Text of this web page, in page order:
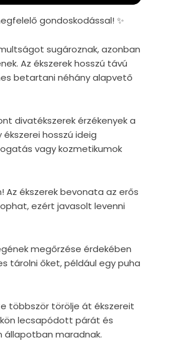
gondoskodással! ✨
sugároznak, azonban
Az ékszerek hosszú távú
betartani néhány alapvető
divatékszerek érzékenyek a
hosszú ideig
vagy kozmetikumok
ékszerek bevonata az erős
ezért javasolt levenni
megőrzése érdekében
tárolni őket, például egy puha
többször törölje át ékszereit
lecsapódott párát és
állapotban maradnak.